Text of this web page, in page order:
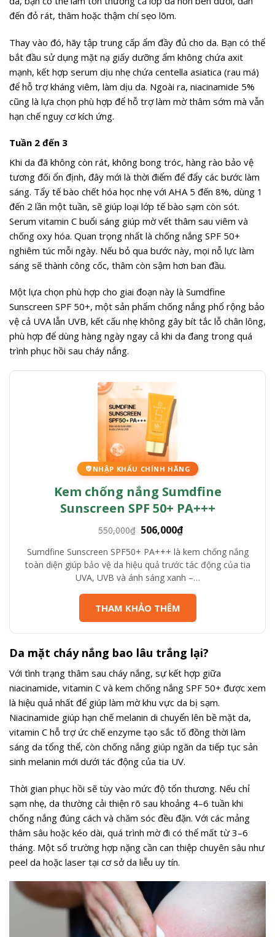
đến đỏ rát, thâm hoặc thậm chí sẹo lõm.
Thay vào đó, hãy tập trung cấp ẩm đầy đủ cho da. Bạn có thể
bắt đầu sử dụng mặt nạ giấy dưỡng ẩm không chứa axit
mạnh, kết hợp serum dịu nhẹ chứa centella asiatica (rau má)
để hỗ trợ kháng viêm, làm dịu da. Ngoài ra, niacinamide 5%
cũng là lựa chọn phù hợp để hỗ trợ làm mờ thâm sớm mà vẫn
hạn chế nguy cơ kích ứng.
Tuần 2 đến 3
Khi da đã không còn rát, không bong tróc, hàng rào bảo vệ
tương đối ổn định, đây mới là thời điểm để đẩy các bước làm
sáng. Tẩy tế bào chết hóa học nhẹ với AHA 5 đến 8%, dùng 1
đến 2 lần một tuần, sẽ giúp loại lớp tế bào sạm còn sót.
Serum vitamin C buổi sáng giúp mờ vết thâm sau viêm và
chống oxy hóa. Quan trọng nhất là chống nắng SPF 50+
nghiêm túc mỗi ngày. Nếu bỏ qua bước này, mọi nỗ lực làm
sáng sẽ thành công cốc, thâm còn sậm hơn ban đầu.
Một lựa chọn phù hợp cho giai đoạn này là Sumdfine
Sunscreen SPF 50+, một sản phẩm chống nắng phổ rộng bảo
vệ cả UVA lẫn UVB, kết cấu nhẹ không gây bít tắc lỗ chân lông,
phù hợp để dùng hàng ngày ngay cả khi da đang trong quá
trình phục hồi sau cháy nắng.
NHẬP KHẨU CHÍNH HÃNG
Kem chống nắng Sumdfine
Sunscreen SPF 50+ PA+++
550,000₫ Giá
là:
550,000₫.
506,000₫Giá
tại
là:
506,000₫.
Sumdfine Sunscreen SPF50+ PA+++ là kem chống nắng
toàn diện giúp bảo vệ da hiệu quả trước tác động của tia
UVA, UVB và ánh sáng xanh –…
THAM KHẢO THÊM
Da mặt cháy nắng bao lâu trắng lại?
Với tình trạng thâm sau cháy nắng, sự kết hợp giữa
niacinamide, vitamin C và kem chống nắng SPF 50+ được xem
là hiệu quả nhất để giúp làm mờ khu vực da bị sạm.
Niacinamide giúp hạn chế melanin di chuyển lên bề mặt da,
vitamin C hỗ trợ ức chế enzyme tạo sắc tố đồng thời làm
sáng da tổng thể, còn chống nắng giúp ngăn da tiếp tục sản
sinh melanin mới dưới tác động của tia UV.
Thời gian phục hồi sẽ tùy vào mức độ tổn thương. Nếu chỉ
sạm nhẹ, da thường cải thiện rõ sau khoảng 4–6 tuần khi
chống nắng đúng cách và chăm sóc đều đặn. Với các mảng
thâm sâu hoặc kéo dài, quá trình mờ đi có thể mất từ 3–6
tháng. Một số trường hợp nặng cần can thiệp chuyên sâu như
peel da hoặc laser tại cơ sở da liễu uy tín.